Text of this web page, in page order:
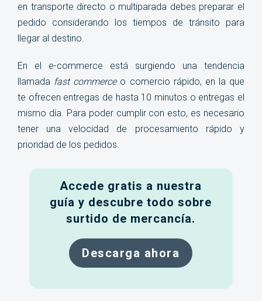
en transporte directo o multiparada debes preparar el
pedido considerando los tiempos de tránsito para
llegar al destino.
En el e-commerce está surgiendo una tendencia
llamada fast commerceo comercio rápido, en la que
te ofrecen entregas de hasta 10 minutos o entregas el
mismo día. Para poder cumplir con esto, es necesario
tener una velocidad de procesamiento rápido y
prioridad de los pedidos.
Accede gratis a nuestra
guía y descubre todo sobre
surtido de mercancía.
Descarga ahora